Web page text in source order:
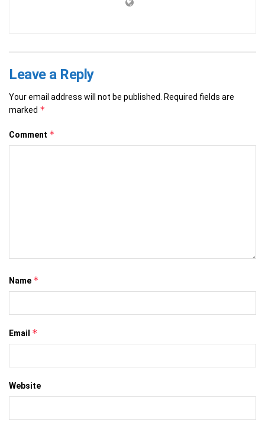
Leave a Reply
Your email address will not be published. Required fields are
marked *
Comment *
Name *
Email *
Website